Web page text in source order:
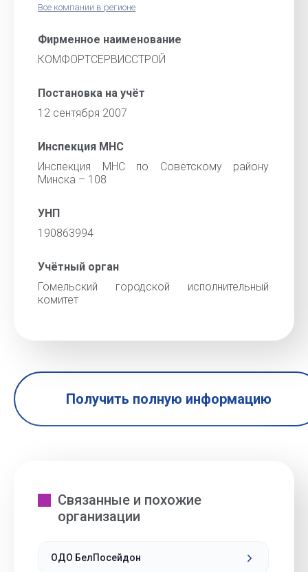
Все компании в регионе
Фирменное наименование
КОМФОРТСЕРВИССТРОЙ
Постановка на учёт
12 сентября 2007
Инспекция МНС
Инспекция МНС по Советскому району
Минска – 108
УНП
190863994
Учётный орган
Гомельский городской исполнительный
комитет
Получить полную информацию
Связанные и похожие
организации
ОДО БелПосейдон